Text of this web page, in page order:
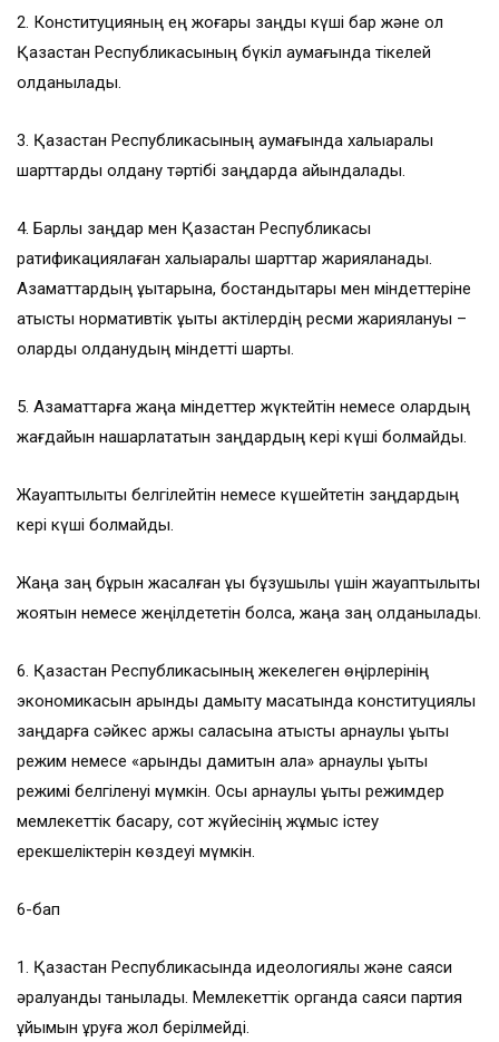
2. Конституцияның ең жоғары заңды күші бар және ол
Қазақстан Республикасының бүкіл аумағында тікелей
қолданылады.
3. Қазақстан Республикасының аумағында халықаралық
шарттарды қолдану тәртібі заңдарда айқындалады.
4. Барлық заңдар мен Қазақстан Республикасы
ратификациялаған халықаралық шарттар жарияланады.
Азаматтардың құқықтарына, бостандықтары мен міндеттеріне
қатысты нормативтік құқықтық актілердің ресми жариялануы –
оларды қолданудың міндетті шарты.
5. Азаматтарға жаңа міндеттер жүктейтін немесе олардың
жағдайын нашарлататын заңдардың кері күші болмайды.
Жауаптылықты белгілейтін немесе күшейтетін заңдардың
кері күші болмайды.
Жаңа заң бұрын жасалған құқық бұзушылық үшін жауаптылықты
жоятын немесе жеңілдететін болса, жаңа заң қолданылады.
6. Қазақстан Республикасының жекелеген өңірлерінің
экономикасын қарқынды дамыту мақсатында конституциялық
заңдарға сәйкес қаржы саласына қатысты арнаулы құқықтық
режим немесе «қарқынды дамитын қала» арнаулы құқықтық
режимі белгіленуі мүмкін. Осы арнаулы құқықтық режимдер
мемлекеттік басқару, сот жүйесінің жұмыс істеу
ерекшеліктерін көздеуі мүмкін.
6-бап
1. Қазақстан Республикасында идеологиялық және саяси
әралуандық танылады. Мемлекеттік органда саяси партия
ұйымын құруға жол берілмейді.